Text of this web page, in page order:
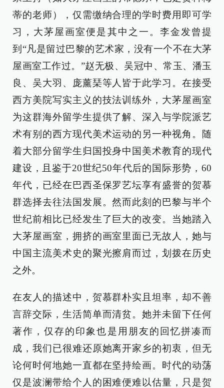
蒂的老师），仅需缴纳合理的学时费用即可学
习，大茅屋画室便是其中之一。李金发曾提
到“凡是留过巴黎的艺术家，没有一个不在大茅
屋画室工作过。”赵无极、吴冠中、常玉、潘玉
良、吴大羽、庞薰琹等人皆于此学习。在接受
西方美院写实主义的技法训练外，大茅屋画室
为这群海外留学生提供了解、深入与学院派艺
术有别的西方现代美术运动的另一种视角。随
着大部分留学生归国投身中国美术教育的现代
建设，且鉴于20世纪50年代后的国际形势，60
年代，已经在巴西圣保罗艺坛享有盛誉的贺慕
群选择去往法国发展。然而此刻的巴黎与半个
世纪前相比已经发生了巨大的改变。当她踏入
大茅屋画室，拥挤的画室里面已无故人，她与
中国主流美术史的聚光擦肩而过，划拨在历史
之外。
在友人的描述中，贺慕群朴实且坦率，却不善
言辞交际，生活简单而清贫。她并未留下任何
著作，仅存的印象也是用朋友的回忆拼凑而
成，我们已很难还原她离开家乡的初衷，但无
论何时何地她一直都在坚持绘画。时代的动荡
仅是波澜带给个人的困难便难以估量，只是贺